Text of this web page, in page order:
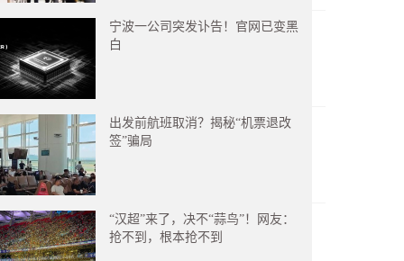
宁波一公司突发讣告！官网已变黑
白
出发前航班取消？揭秘“机票退改
签”骗局
“汉超”来了，决不“蒜鸟”！网友：
抢不到，根本抢不到